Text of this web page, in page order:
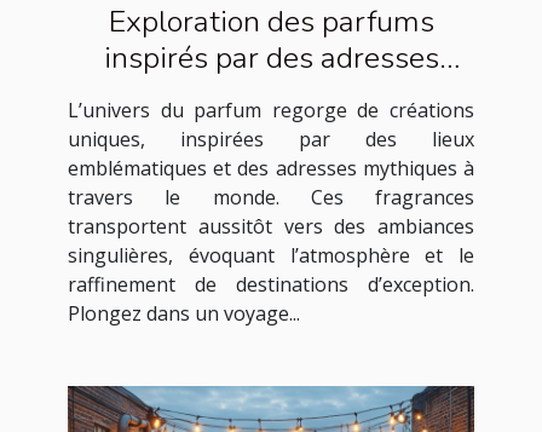
Exploration des parfums
inspirés par des adresses
célèbres
L’univers du parfum regorge de créations
uniques, inspirées par des lieux
emblématiques et des adresses mythiques à
travers le monde. Ces fragrances
transportent aussitôt vers des ambiances
singulières, évoquant l’atmosphère et le
raffinement de destinations d’exception.
Plongez dans un voyage...